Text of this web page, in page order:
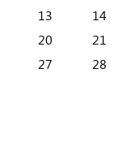
13
14
20
21
27
28